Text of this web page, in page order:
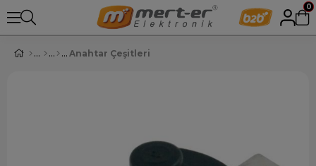
0
Anahtar Çeşitleri